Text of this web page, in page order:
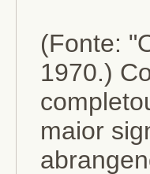
(Fonte:
1970.)
maior